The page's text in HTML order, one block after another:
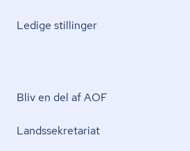
Ledige stillinger
Bliv en del af AOF
Lands­se­kre­ta­ri­at